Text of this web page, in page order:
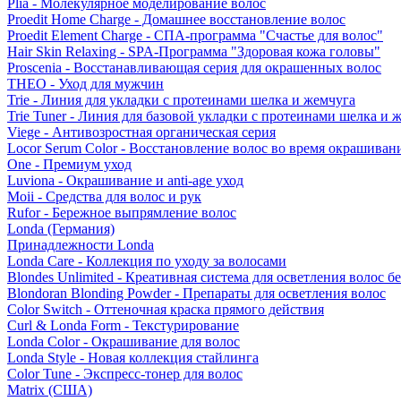
Plia - Молекулярное моделирование волос
Proedit Home Charge - Домашнее восстановление волос
Proedit Element Charge - СПА-программа "Счастье для волос"
Hair Skin Relaxing - SPA-Программа "Здоровая кожа головы"
Proscenia - Восстанавливающая серия для окрашенных волос
THEO - Уход для мужчин
Trie - Линия для укладки с протеинами шелка и жемчуга
Trie Tuner - Линия для базовой укладки с протеинами шелка и
Viege - Антивозростная органическая серия
Locor Serum Color - Восстановление волос во время
One - Премиум уход
Luviona - Окрашивание и anti-age уход
Moii - Средства для волос и рук
Rufor - Бережное выпрямление волос
Londa (Германия)
Принадлежности Londa
Londa Care - Коллекция по уходу за волосами
Blondes Unlimited - Креативная система для осветления волос
Blondoran Blonding Powder - Препараты для осветления волос
Color Switch - Оттеночная краска прямого действия
Curl & Londa Form - Текстурирование
Londa Color - Окрашивание для волос
Londa Style - Новая коллекция стайлинга
Color Tune - Экспресс-тонер для волос
Matrix (США)